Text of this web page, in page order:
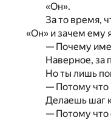
«Он».
За то время,
«Он» и зачем ему
— Почему
Наверное, за
Но ты лишь
— Потому что
Делаешь шаг
— Потому что